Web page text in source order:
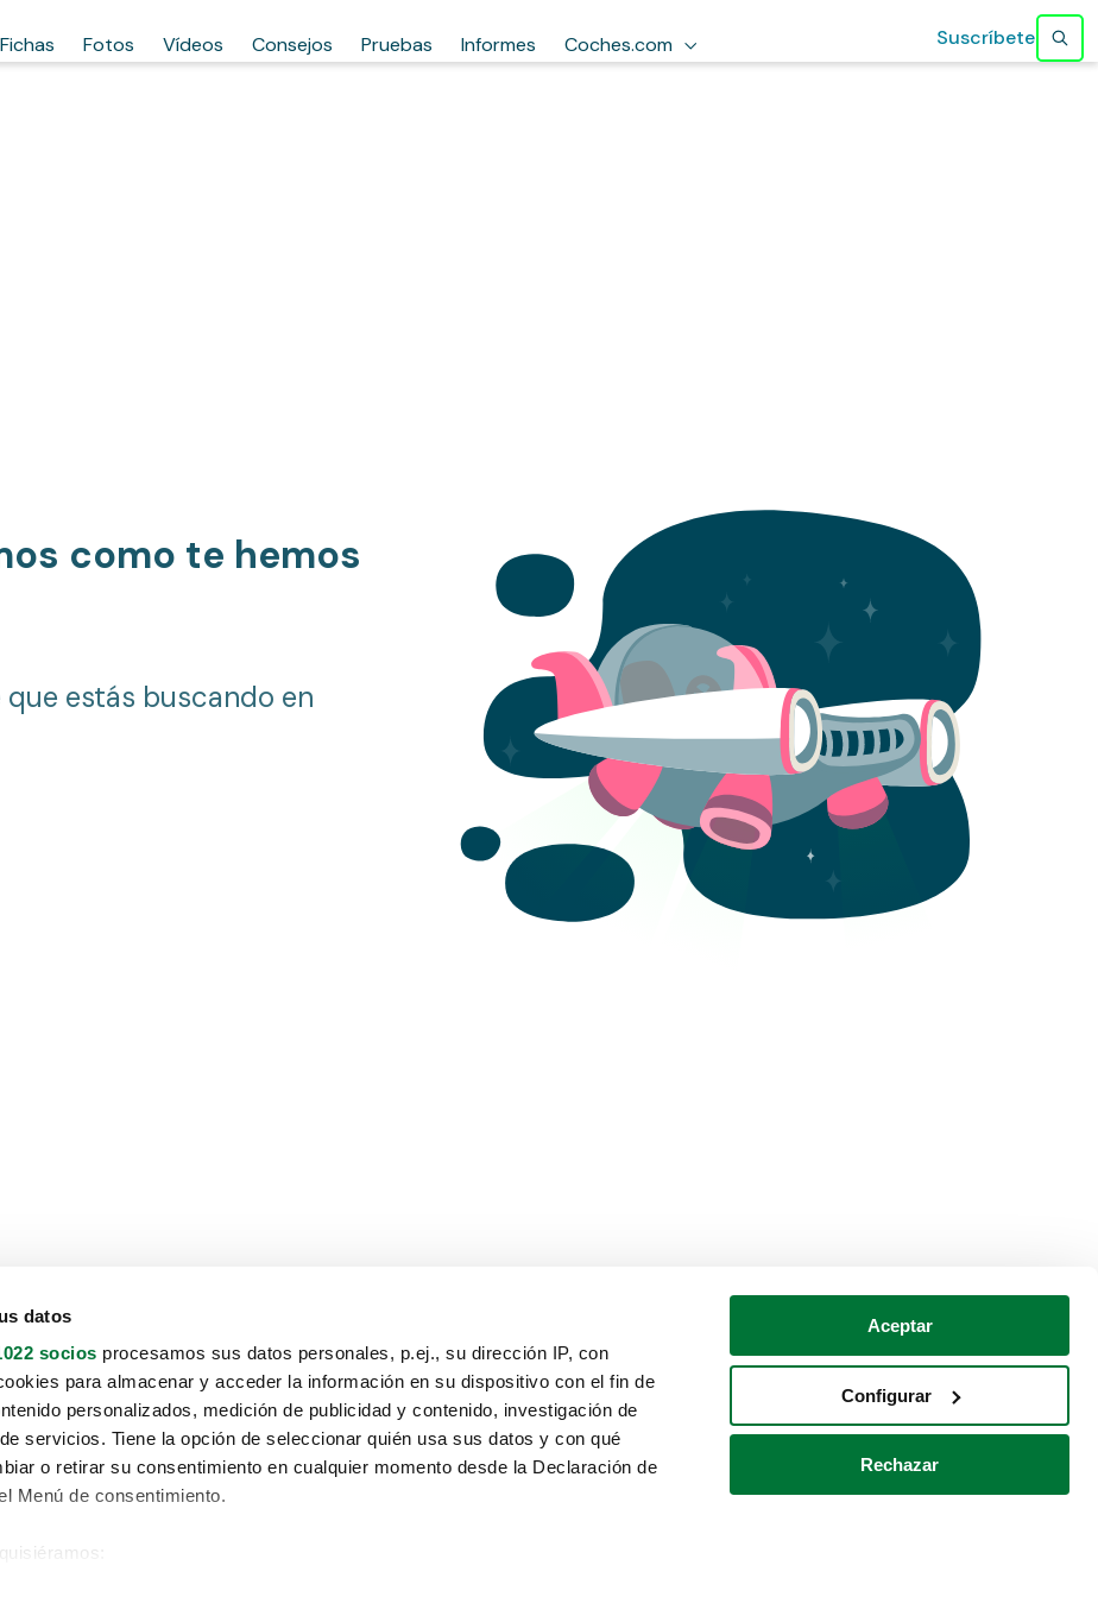
datos
socios procesamos sus datos personales, p.ej., su dirección IP, con
para almacenar y acceder la información en su dispositivo con el fin de
personalizados, medición de publicidad y contenido, investigación de
servicios. Tiene la opción de seleccionar quién usa sus datos y con qué
o retirar su consentimiento en cualquier momento desde la Declaración de
Menú de consentimiento.
Aceptar
Configurar
Rechazar
Fichas Fotos Vídeos Consejos Pruebas Informes Coches.com Suscríbete
como te hemos
estás buscando en